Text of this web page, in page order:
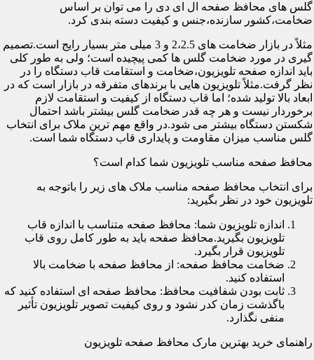
گلس های محافظ صفحه ال ای دی را می توان بر اساس
ضخامت،کشور سازنده،جنس و کیفیت دسته بندی کرد.
مثلاً در بازار ضخامت های 2،2.5 و 3 میلی متر بسیار رایج است.تصمیم
گیری در مورد ضخامت گلس ها کمی پیچیده است؛ ولی به طور کلی
باید اندازه صفحه تلویزیون،ضخامت و استقامت قاب دستگاه را در
نظر گرفت.مثلاً تلویزیون هایی با برندهای متفرقه در بازار است که در
ابعاد بالا تولید شده؛ اما قاب دستگاه از کیفیت و استقامت لازم
برخوردار نیست و هر چه قدر ضخامت گلس بیشتر باشد احتمال
شکستن دستگاه بیشتر می شود.در واقع مهم ترین ملاک برای انتخاب
گلس مناسب میزان مقاومت و پایداری قاب دستگاه شما است.
محافظ صفحه مناسب تلویزیون شما کدام است؟
برای انتخاب محافظ صفحه مناسب ملاک های زیر را باتوجه به
تلویزیون خود در نظر بگیرید:
اندازه تلویزیون شما: محافظ صفحه متناسب با اندازه قاب
تلویزیون بگیرید.محافظ صفحه باید به طور کامل روی قاب
تلویزیون قرار بگیرد.
ضخامت محافظ صفحه: از محافظ صفحه با ضخامت بالا
استفاده کنید.
ثابت بودن شفافیت محافظ: محافظ صفحه ای استفاده کنید که
باگذشت زمان کدر نشود و روی کیفیت تصویر تلویزیون تأثیر
منفی نگذارد.
راهنمای خرید بهترین مارک محافظ صفحه تلویزیون